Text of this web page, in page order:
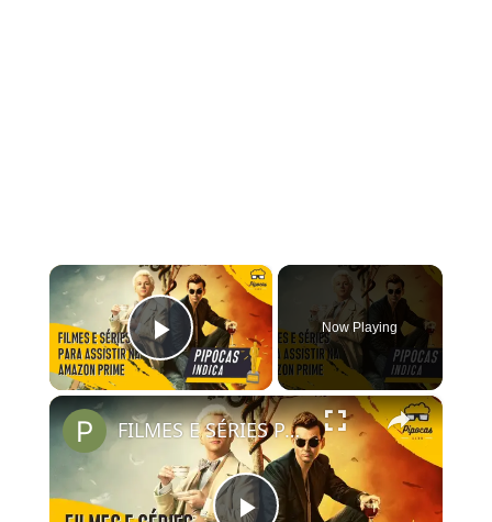
×
Play Video
Now Playing
×
FILMES E SÉRIES PARA ASSISTIR NO AMAZON PRIME VIDEO | #PipocasIndica 7